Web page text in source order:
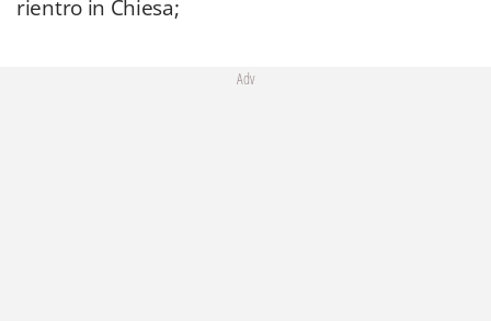
rientro in Chiesa;
Adv